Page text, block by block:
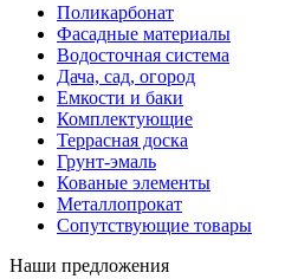
Поликарбонат
Фасадные материалы
Водосточная система
Дача, сад, огород
Емкости и баки
Комплектующие
Террасная доска
Грунт-эмаль
Кованые элементы
Металлопрокат
Сопутствующие товары
Наши предложения